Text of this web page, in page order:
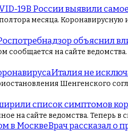
В России выявили
месяца.
объяснил
на сайте
Италия не
Шенгенского
список симптомов
на сайте ведомства. Теперь
Врач рассказал о